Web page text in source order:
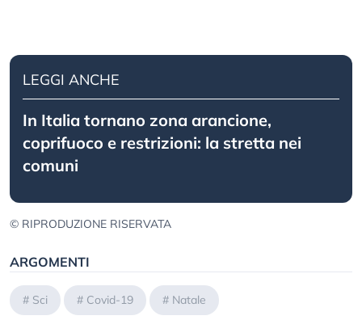
LEGGI ANCHE
In Italia tornano zona arancione,
coprifuoco e restrizioni: la stretta nei
comuni
© RIPRODUZIONE RISERVATA
ARGOMENTI
# Sci # Covid-19 # Natale